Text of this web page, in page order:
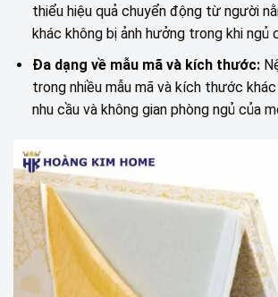
thiểu hiệu quả chuyển động từ người
khác không bị ảnh hưởng trong khi ngủ
Đa dạng về mẫu mã và kích thước:
trong nhiều mẫu mã và kích thước khác
nhu cầu và không gian phòng ngủ của